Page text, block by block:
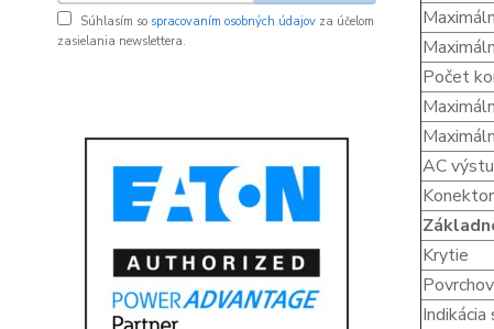
Súhlasím so spracovaním osobných údajov za účelom
zasielania newslettera.
Počet
AC
Konektor
Krytie
Indikácia